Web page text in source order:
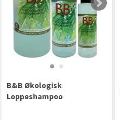
B&B Økologisk
Loppeshampoo